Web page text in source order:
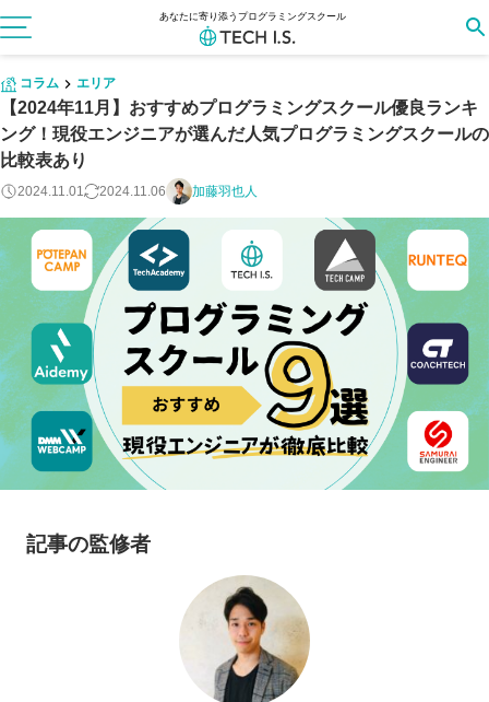
あなたに寄り添うプログラミングスクール
コラム エリア
【2024年11月】おすすめプログラミングスクール優良ランキ
ング！現役エンジニアが選んだ人気プログラミングスクールの
比較表あり
2024.11.01 2024.11.06 加藤羽也人
記事の監修者